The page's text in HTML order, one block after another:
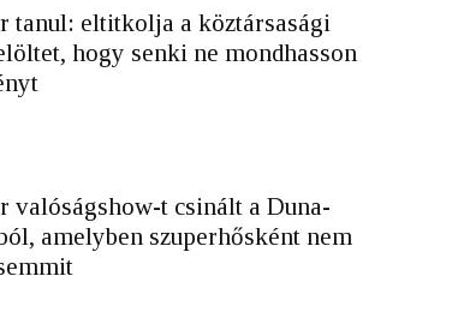
tanul: eltitkolja a köztársasági
hogy senki ne mondhasson
valóságshow-t csinált a Duna-
amelyben szuperhősként nem